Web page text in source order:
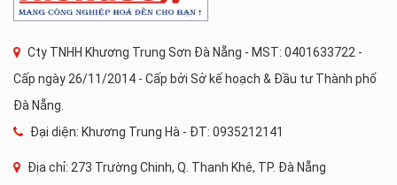
Cty TNHH Khương Trung Sơn Đà Nẵng - MST: 0401633722 -
Cấp ngày 26/11/2014 - Cấp bởi Sở kế hoạch & Đầu tư Thành phố
Đà Nẵng.
Đại diện: Khương Trung Hà - ĐT: 0935212141
Địa chỉ: 273 Trường Chinh, Q. Thanh Khê, TP. Đà Nẵng